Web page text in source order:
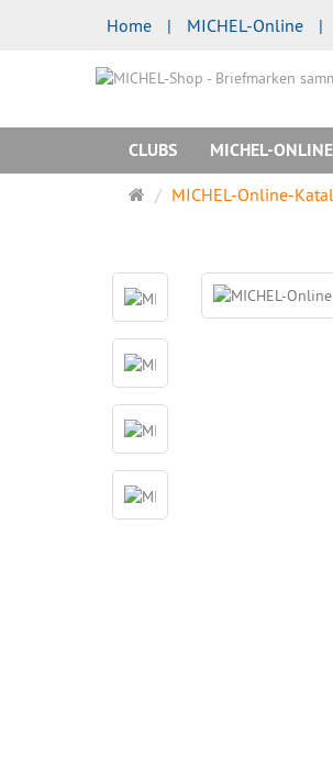
Home | MICHEL-Online |
CLUBS MICHEL-ONLINE
Startseite
MICHEL-Online-